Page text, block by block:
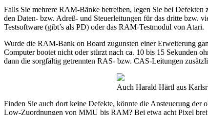
Falls Sie mehrere RAM-Bänke betreiben, legen Sie bei
den Daten- bzw. Adreß- und Steuerleitungen für das dritte bzw.
Testsoftware (gibt’s als PD) oder das RAM-Testmodul von Atari.
Wurde die RAM-Bank on Board zugunsten einer Erweiterung
Computer bootet nicht oder stürzt nach ca. 10 bis 15 Sekunden
dann die sorgfältig getrennten RAS- bzw. CAS-Leitungen
Auch Harald Härtl aus
Finden Sie auch dort keine Defekte, könnte die Ansteuerung der
Low-Zuordnungen von MMU bis RAM? Bei etwa acht Pixel